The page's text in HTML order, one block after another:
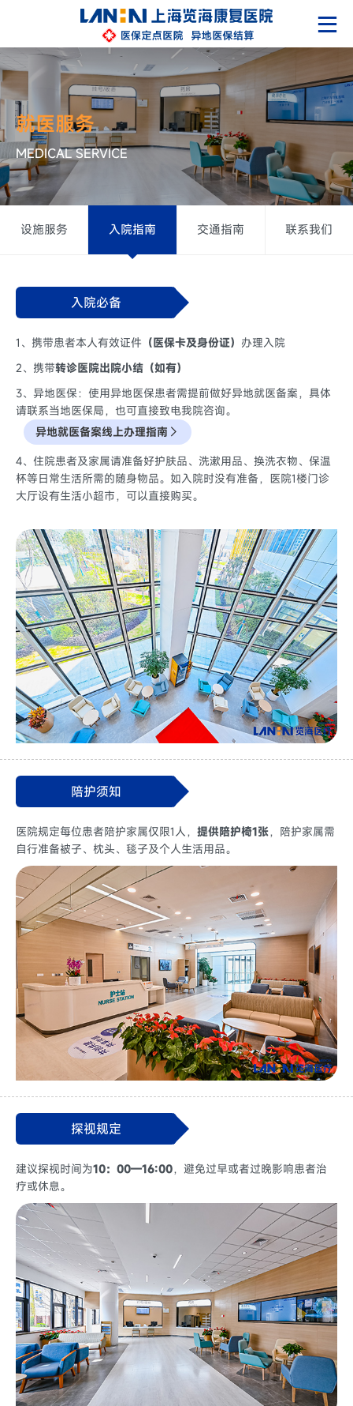
就医服务
MEDICAL SERVICE
设施服务 入院指南 交通指南 联系我们
入院必备
1、携带患者本人有效证件 （医保卡及身份证） 办理入院
2、携带转诊医院出院小结（如有）
3、异地医保：使用异地医保患者需提前做好异地就医备案，具体
请联系当地医保局，也可直接致电我院咨询。
异地就医备案线上办理指南
4、住院患者及家属请准备好护肤品、洗漱用品、换洗衣物、保温
杯等日常生活所需的随身物品。如入院时没有准备，医院1楼门诊
大厅设有生活小超市，可以直接购买。
陪护须知
医院规定每位患者陪护家属仅限1人， 提供陪护椅1张，陪护家属需
自行准备被子、枕头、毯子及个人生活用品。
探视规定
建议探视时间为10：00—16:00，避免过早或者过晚影响患者治
疗或休息。